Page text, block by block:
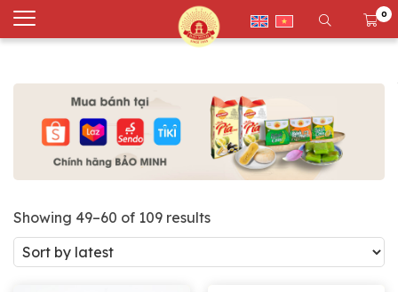
0
Showing 49–60 of 109 results